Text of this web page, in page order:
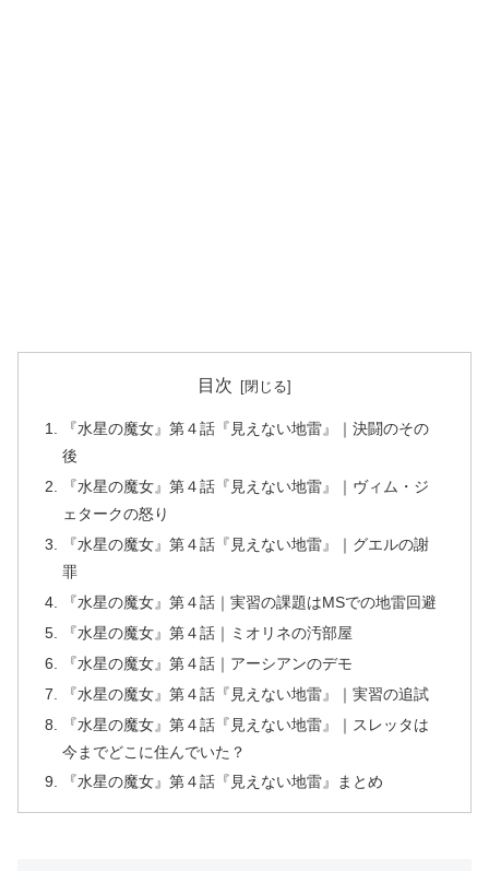
目次
『水星の魔女』第４話『見えない地雷』｜決闘のその
後
『水星の魔女』第４話『見えない地雷』｜ヴィム・ジ
ェタークの怒り
『水星の魔女』第４話『見えない地雷』｜グエルの謝
罪
『水星の魔女』第４話｜実習の課題はMSでの地雷回避
『水星の魔女』第４話｜ミオリネの汚部屋
『水星の魔女』第４話｜アーシアンのデモ
『水星の魔女』第４話『見えない地雷』｜実習の追試
『水星の魔女』第４話『見えない地雷』｜スレッタは
今までどこに住んでいた？
『水星の魔女』第４話『見えない地雷』まとめ